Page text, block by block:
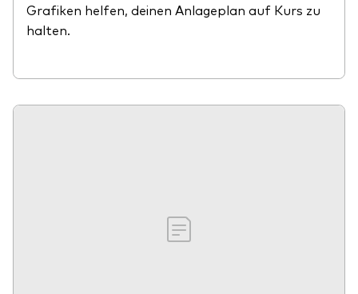
Grafiken helfen, deinen Anlageplan auf Kurs zu
halten.